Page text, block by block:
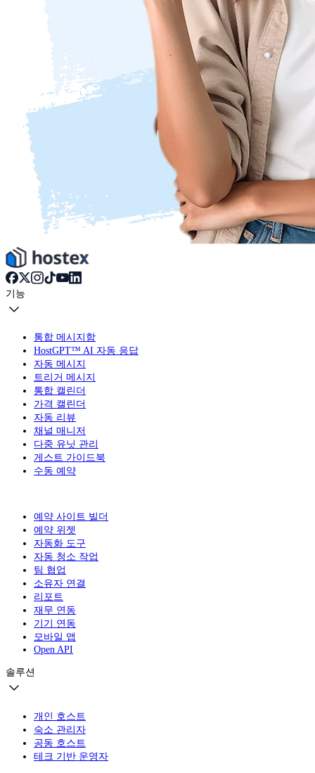
기능
통합 메시지함
HostGPT™ AI 자동 응답
자동 메시지
트리거 메시지
통합 캘린더
가격 캘린더
자동 리뷰
채널 매니저
다중 유닛 관리
게스트 가이드북
수동 예약
예약 사이트 빌더
예약 위젯
자동화 도구
자동 청소 작업
팀 협업
소유자 연결
리포트
재무 연동
기기 연동
모바일 앱
Open API
솔루션
개인 호스트
숙소 관리자
공동 호스트
테크 기반 운영자